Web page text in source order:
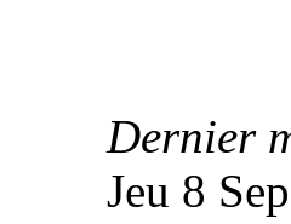
Dernier
Jeu 8